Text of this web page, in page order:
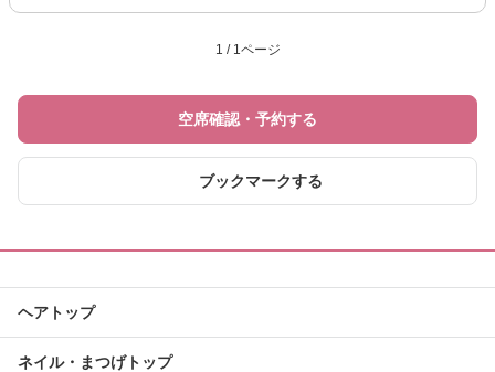
1 / 1ページ
空席確認・予約する
ブックマークする
ヘアトップ
ネイル・まつげトップ